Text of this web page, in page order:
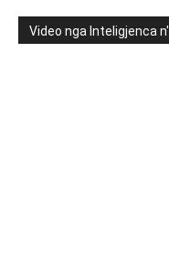
Video nga Inteligjenca